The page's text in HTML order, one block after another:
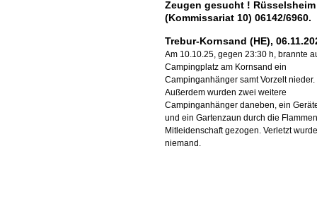
Zeugen gesucht ! Rüsselsheim
(Kommissariat 10) 06142/6960.
Trebur-Kornsand (HE),
Am 10.10.25, gegen 23:30 h, brannte
Campingplatz am Kornsand ein
Campinganhänger samt Vorzelt nieder.
Außerdem wurden zwei weitere
Campinganhänger daneben, ein
und ein Gartenzaun durch die
Mitleidenschaft gezogen. Verletzt wurde
niemand.